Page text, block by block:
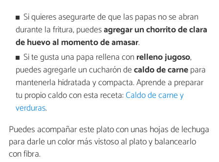
Si quieres asegurarte de que las papas no se abran
durante la fritura, puedesagregar un chorrito de clara
de huevo al momento de amasar.
Si te gusta una papa rellena con relleno jugoso,
puedes agregarle un cucharón decaldo de carnepara
mantenerla hidratada y compacta. Aprende a preparar
tu propio caldo con esta receta:Caldo de carne y
verduras.
Puedes acompañar este plato con unas hojas de lechuga
para darle un color más vistoso al plato y balancearlo
con fibra.